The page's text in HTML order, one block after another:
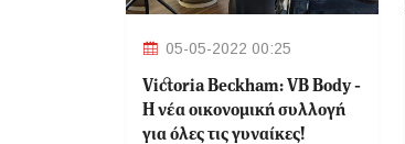
05-05-2022 00:25
Victoria Beckham: VB Body -
Η νέα οικονομική συλλογή
για όλες τις γυναίκες!